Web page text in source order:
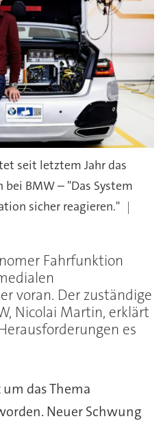
seit letztem Jahr das
BMW – "Das System
sicher reagieren."
Fahrfunktion
voran. Der zuständige
Nicolai Martin, erklärt
es
das Thema
Neuer Schwung